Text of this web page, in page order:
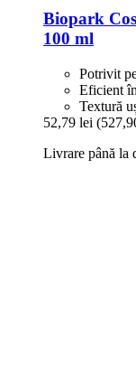
Biopark
100 ml
Potrivit
Eficient
Textură
52,79 lei
Livrare până la